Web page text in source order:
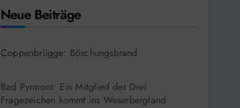
Neue Beiträge
Coppenbrügge: Böschungsbrand
Bad Pyrmont: Ein Mitglied der Drei
Fragezeichen kommt ins Weserbergland